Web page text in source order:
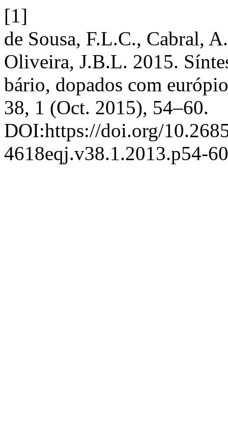
[1]
de Sousa, F.L.C., Cabral,
Oliveira, J.B.L. 2015.
bário, dopados com
38, 1 (Oct. 2015), 54–60.
DOI:https://doi.org/
4618eqj.v38.1.2013.p54-